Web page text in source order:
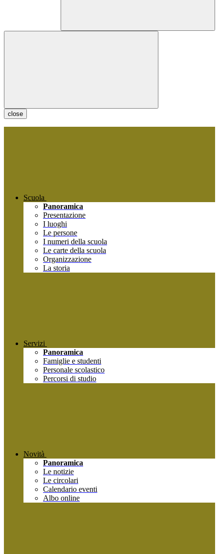
close
Scuola
Panoramica
Presentazione
I luoghi
Le persone
I numeri della scuola
Le carte della scuola
Organizzazione
La storia
Servizi
Panoramica
Famiglie e studenti
Personale scolastico
Percorsi di studio
Novità
Panoramica
Le notizie
Le circolari
Calendario eventi
Albo online